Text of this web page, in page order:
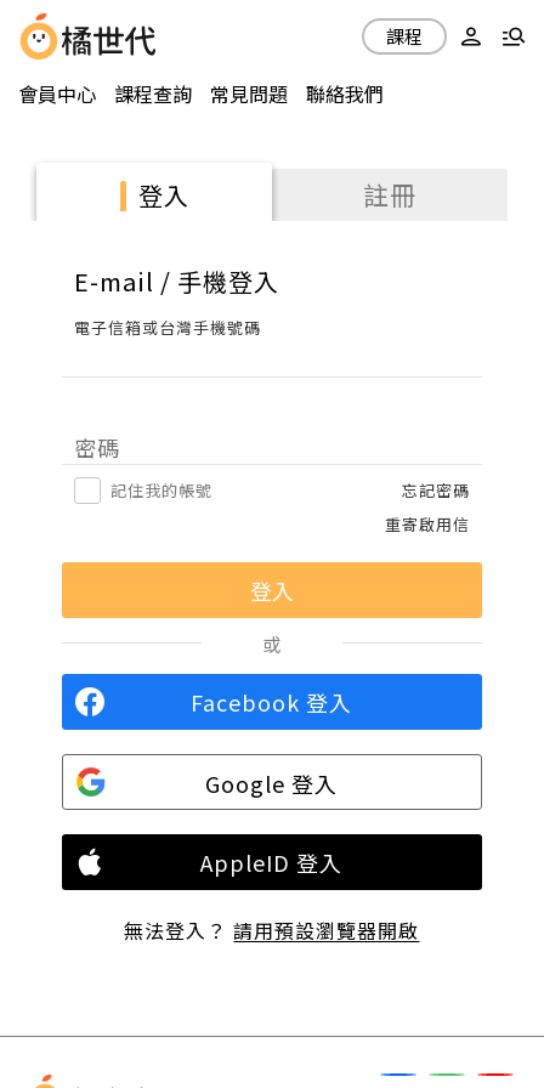
會員中心 課程查詢 常見問題 聯絡我們
課程
登入 註冊
E-mail / 手機登入
電子信箱或台灣手機號碼
密碼
記住我的帳號
忘記密碼
重寄啟用信
或
Facebook 登入
Google 登入
AppleID 登入
無法登入？請用預設瀏覽器開啟